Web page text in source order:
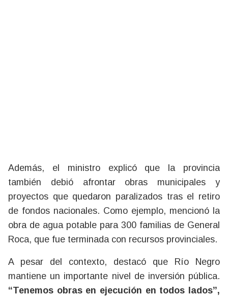
Además, el ministro explicó que la provincia
también debió afrontar obras municipales y
proyectos que quedaron paralizados tras el retiro
de fondos nacionales. Como ejemplo, mencionó la
obra de agua potable para 300 familias de General
Roca, que fue terminada con recursos provinciales.
A pesar del contexto, destacó que Río Negro
mantiene un importante nivel de inversión pública.
“Tenemos obras en ejecución en todos lados”,